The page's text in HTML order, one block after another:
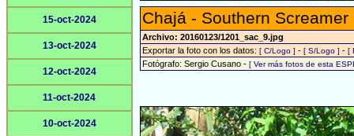
15-oct-2024
13-oct-2024
12-oct-2024
11-oct-2024
10-oct-2024
Chajá - Southern
Archivo: 20160123/1201_sac_9.jpg
Exportar la foto con los datos: [ C/Logo ] - [ S/Logo ] - [
Fotógrafo: Sergio Cusano - [ Ver más fotos de esta